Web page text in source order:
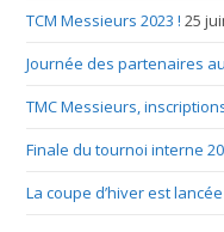
TCM Messieurs 2023 ! 25
Journée des partenaires
TMC Messieurs,
Finale du tournoi interne
La coupe d’hiver est lancée